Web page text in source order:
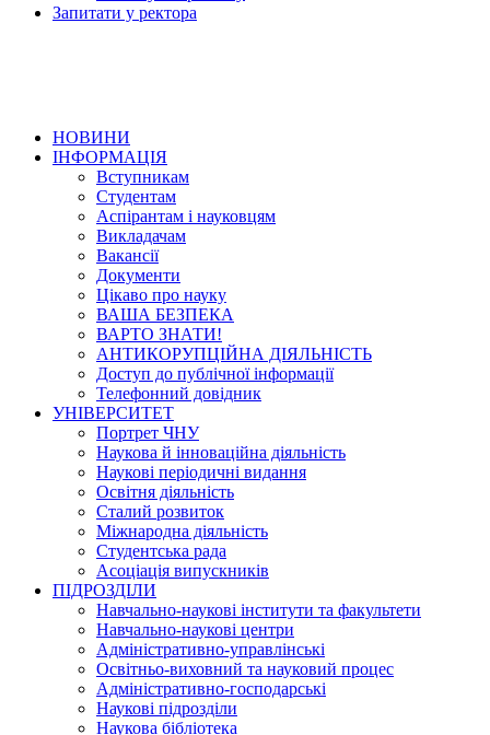
Запитати у ректора
НОВИНИ
ІНФОРМАЦІЯ
Вступникам
Студентам
Аспірантам і науковцям
Викладачам
Вакансії
Документи
Цікаво про науку
ВАША БЕЗПЕКА
ВАРТО ЗНАТИ!
АНТИКОРУПЦІЙНА ДІЯЛЬНІСТЬ
Доступ до публічної інформації
Телефонний довідник
УНІВЕРСИТЕТ
Портрет ЧНУ
Наукова й інноваційна діяльність
Наукові періодичні видання
Освітня діяльність
Сталий розвиток
Міжнародна діяльність
Студентська рада
Асоціація випускників
ПІДРОЗДІЛИ
Навчально-наукові інститути та факультети
Навчально-наукові центри
Адміністративно-управлінські
Освітньо-виховний та науковий процес
Адміністративно-господарські
Наукові підрозділи
Наукова бібліотека